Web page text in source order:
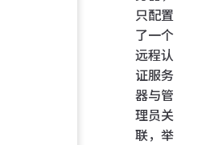
只配置
了一个
远程认
证服务
器与管
理员关
联，举